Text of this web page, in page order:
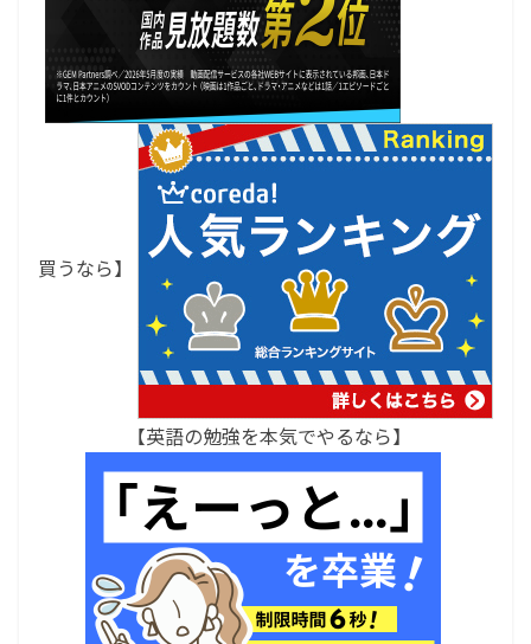
買うなら】
【英語の勉強を本気でやるなら】